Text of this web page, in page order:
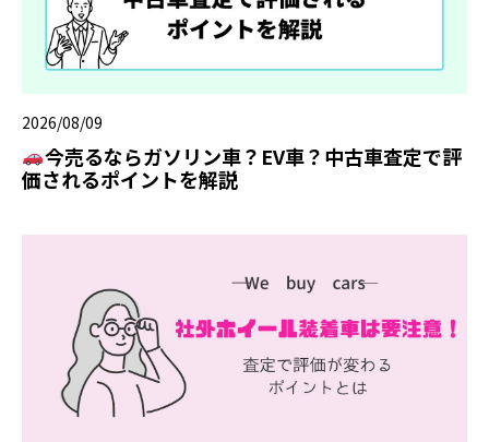
2026/08/09
今売るならガソリン車？EV車？中古車査定で評
価されるポイントを解説